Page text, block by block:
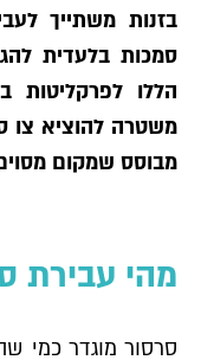
בזנות משתייך
סמכות בלעדית
הללו לפרקליטות
משטרה להוציא צו
מבוסס שמקום
מהי עבירת
סרסור מוגדר כמי